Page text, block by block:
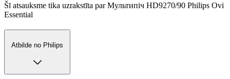
Šī atsauksme tika uzrakstīta par Мультипіч HD9270/90 Philips Ovi
Essential
Atbilde no Philips